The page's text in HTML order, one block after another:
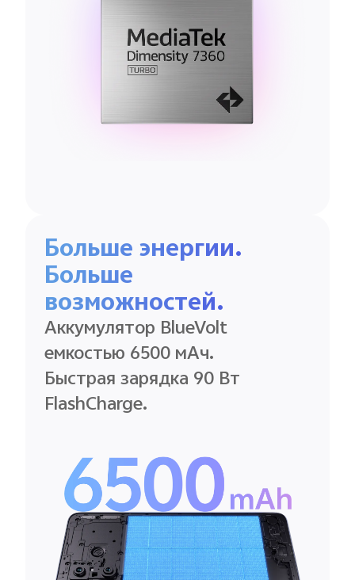
Больше энергии.
Больше
возможностей.
Аккумулятор BlueVolt
емкостью 6500 мАч.
Быстрая зарядка 90 Вт
FlashCharge.